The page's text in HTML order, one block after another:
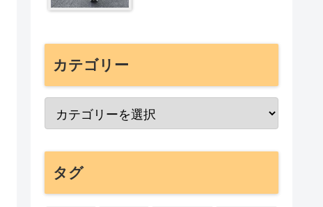
カテゴリー
タグ